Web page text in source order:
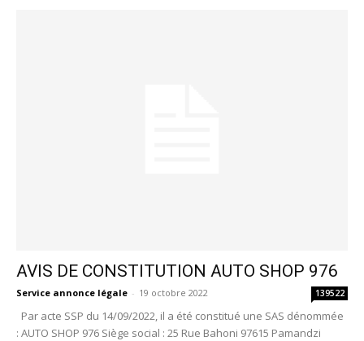
AVIS DE CONSTITUTION AUTO SHOP 976
Service annonce légale - 19 octobre 2022 139522
Par acte SSP du 14/09/2022, il a été constitué une SAS dénommée
: AUTO SHOP 976 Siège social : 25 Rue Bahoni 97615 Pamandzi